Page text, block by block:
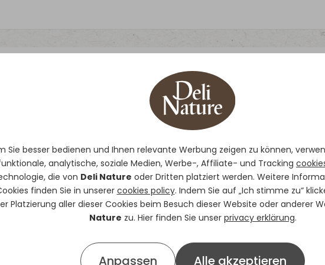
Sie besser bedienen und Ihnen relevante Werbung zeigen zu können,
analytische, soziale Medien, Werbe-, Affiliate- und Tracking
die von Deli Nature oder Dritten platziert werden. Weitere
finden Sie in unserer cookies policy. Indem Sie auf „Ich stimme zu“
Platzierung aller dieser Cookies beim Besuch dieser Website oder anderer
Nature zu. Hier finden Sie unser privacy erklärung.
Anpassen Alle akzeptieren
99 - Waldvögel
Basismischung für alle
Grünfink, Stieglitze,
Feinere
Kanariensaat, Perilla, Niger
ERHÄLTLICH IN
20kg
Zusammensetzung
Kanariensaat, Rübsen,